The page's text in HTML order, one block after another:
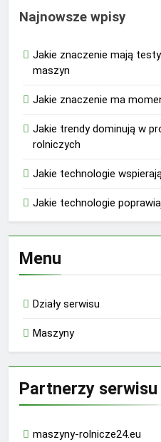
Najnowsze wpisy
Jakie znaczenie mają
maszyn
Jakie znaczenie ma
Jakie trendy dominują w
rolniczych
Jakie technologie
Jakie technologie
Menu
Działy serwisu
Maszyny
Partnerzy serwisu
maszyny-rolnicze24.eu